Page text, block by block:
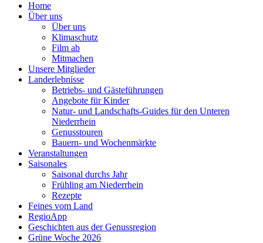
Home
Über uns
Über uns
Klimaschutz
Film ab
Mitmachen
Unsere Mitglieder
Landerlebnisse
Betriebs- und Gästeführungen
Angebote für Kinder
Natur- und Landschafts-Guides für den Unteren
Niederrhein
Genusstouren
Bauern- und Wochenmärkte
Veranstaltungen
Saisonales
Saisonal durchs Jahr
Frühling am Niederrhein
Rezepte
Feines vom Land
RegioApp
Geschichten aus der Genussregion
Grüne Woche 2026